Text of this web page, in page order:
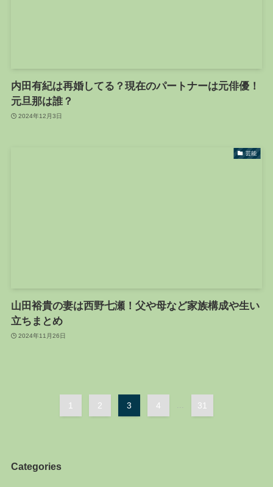
内田有紀は再婚してる？現在のパートナーは元俳優！
元旦那は誰？
2024年12月3日
芸能
山田裕貴の妻は西野七瀬！父や母など家族構成や生い
立ちまとめ
2024年11月26日
1 2 3 4 31
Categories